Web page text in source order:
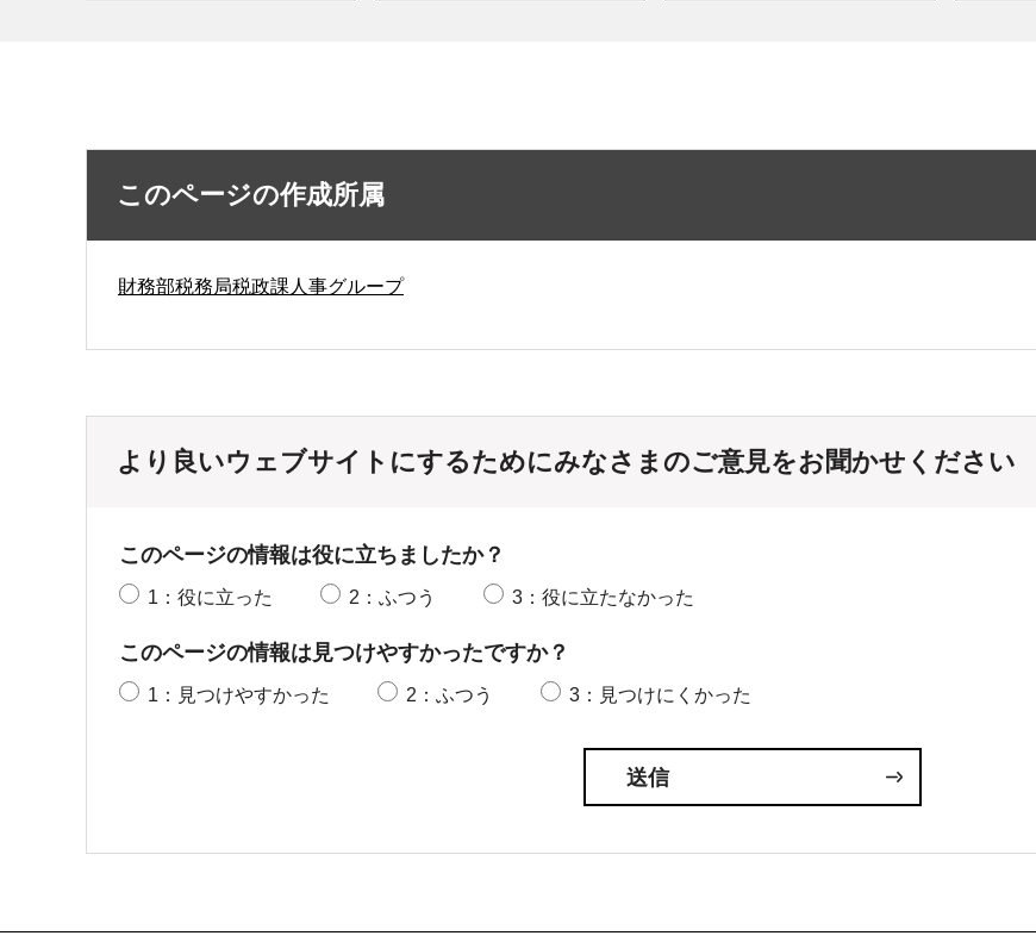
このページの作成所属
財務部税務局税政課人事グループ
より良いウェブサイトにするためにみなさまのご意見をお聞かせください
このページの情報は役に立ちましたか？
1：役に立った 2：ふつう 3：役に立たなかった
このページの情報は見つけやすかったですか？
1：見つけやすかった 2：ふつう 3：見つけにくかった